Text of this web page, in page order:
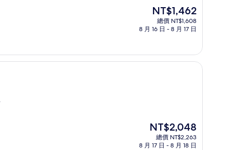
現
在
價
NT$1,462
NT$1,462
總價 NT$1,608
8 月 16 日 - 8 月 17 日
現
價
NT$2,048
總價 NT$2,263
8 月 17 日 - 8 月 18 日